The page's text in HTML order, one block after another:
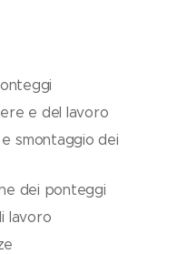
e del lavoro
smontaggio dei
dei ponteggi
lavoro